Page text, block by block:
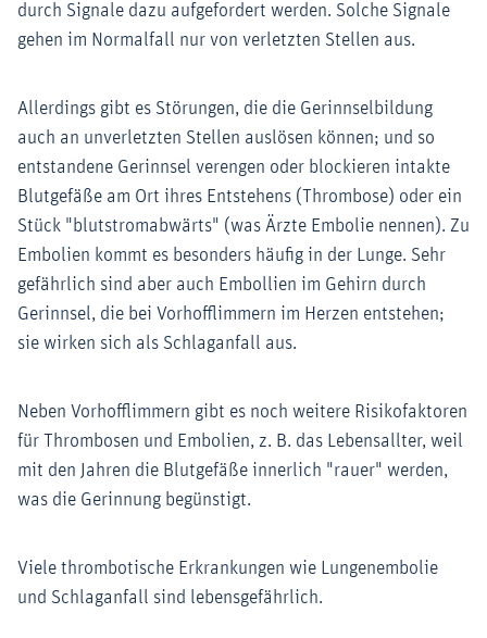
durch Signale dazu aufgefordert werden. Solche Signale
gehen im Normalfall nur von verletzten Stellen aus.
Allerdings gibt es Störungen, die die Gerinnselbildung
auch an unverletzten Stellen auslösen können; und so
entstandene Gerinnsel verengen oder blockieren intakte
Blutgefäße am Ort ihres Entstehens (Thrombose) oder ein
Stück "blutstromabwärts" (was Ärzte Embolie nennen). Zu
Embolien kommt es besonders häufig in der Lunge. Sehr
gefährlich sind aber auch Embollien im Gehirn durch
Gerinnsel, die bei Vorhofflimmern im Herzen entstehen;
sie wirken sich als Schlaganfall aus.
Neben Vorhofflimmern gibt es noch weitere Risikofaktoren
für Thrombosen und Embolien, z. B. das Lebensallter, weil
mit den Jahren die Blutgefäße innerlich "rauer" werden,
was die Gerinnung begünstigt.
Viele thrombotische Erkrankungen wie Lungenembolie
und Schlaganfall sind lebensgefährlich.